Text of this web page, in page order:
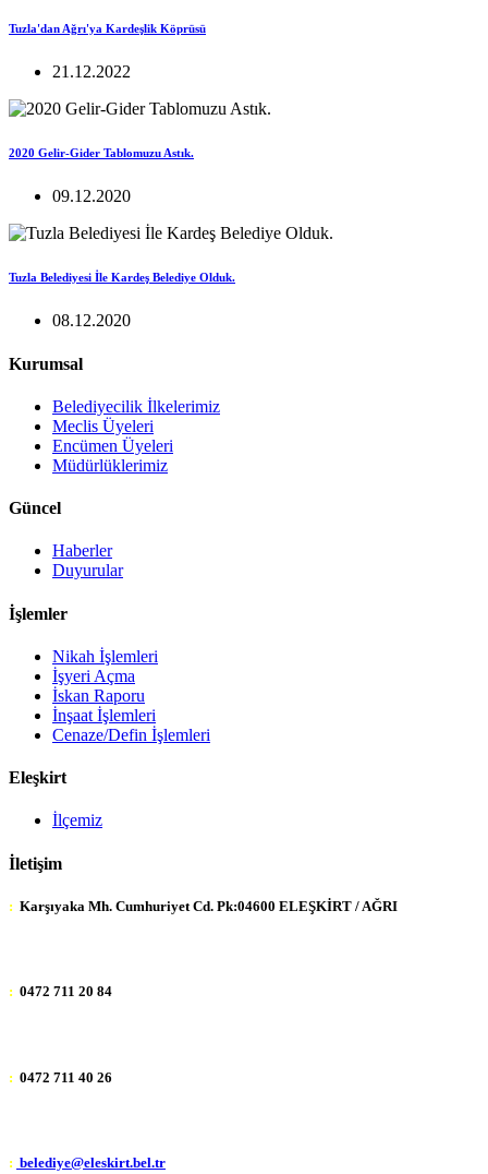
Tuzla'dan Ağrı'ya Kardeşlik Köprüsü
21.12.2022
2020 Gelir-Gider Tablomuzu Astık.
09.12.2020
Tuzla Belediyesi İle Kardeş Belediye Olduk.
08.12.2020
Kurumsal
Belediyecilik İlkelerimiz
Meclis Üyeleri
Encümen Üyeleri
Müdürlüklerimiz
Güncel
Haberler
Duyurular
İşlemler
Nikah İşlemleri
İşyeri Açma
İskan Raporu
İnşaat İşlemleri
Cenaze/Defin İşlemleri
Eleşkirt
İlçemiz
İletişim
: Karşıyaka Mh. Cumhuriyet Cd. Pk:04600 ELEŞKİRT / AĞRI
: 0472 711 20 84
: 0472 711 40 26
: belediye@eleskirt.bel.tr